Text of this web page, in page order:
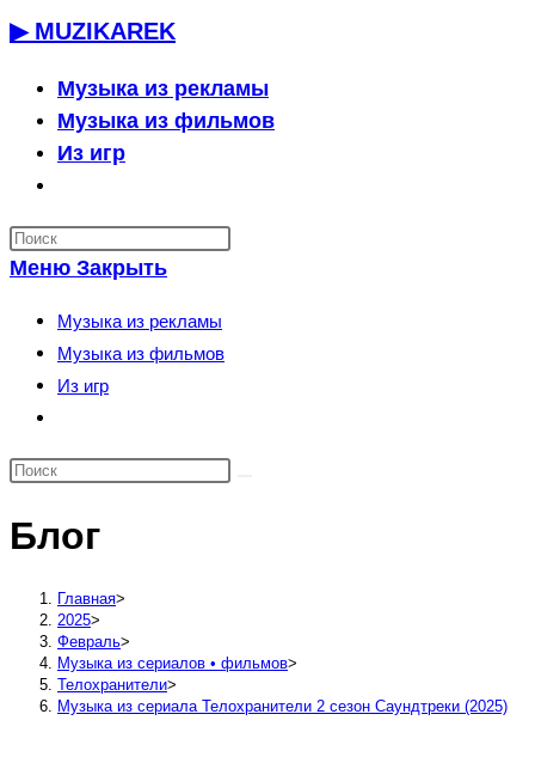
Перейти
содержимому
▶ MUZIKAREK
Музыка из рекламы
Музыка из фильмов
Из игр
по
веб-
сайту
Меню Закрыть
Музыка из рекламы
Музыка из фильмов
Из игр
по
сайту
Блог
Главная>
2025>
Февраль>
Музыка из сериалов • фильмов>
Телохранители>
Музыка из сериала Телохранители 2 сезон Саундтреки (2025)